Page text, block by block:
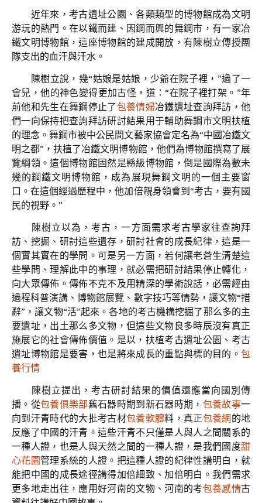
近年來，考古遺址公園、各類類型的博物館成為文明
游玩的熱門。在以鐵而建、因鋼而興的舞鋼市，有一家冶
鐵文明博物館，這座博物館的建成開放，有陳樹立傳授團
隊支出的血汗與汗水。
陳樹立說，幾“姑娘是姑娘，少爺在院子裡，”過了一
會兒，他的神色變得更加古怪，道：“在院子裡打架。”年
前他和先生在舞鋼停止了包養情婦冶鐵遺址查詢拜訪，他
們一向保持把查詢拜訪研討結果用于輔助舞鋼市文明扶植
的理念。舞鋼市被中公民間文藝家協會定名為“中國冶鐵文
明之都”，扶植了冶鐵文明博物館，他們為博物館撰寫了展
覽綱領。這個博物館固然是縣級博物館，倒是國際為數未
幾的鋼鐵文明博物館，成為展現舞鋼文明的一個主要窗
口。在這個經過歷程中，他加倍親身領會到“考古，要有國
民的視野。”
陳樹立以為，考古，一方面需求考古學家往查詢拜
訪、挖掘、研討這些遺存，研討社會的成長紀律，這是一
個實其實在的學問。可是另一方面，若何讓老蒼生清楚這
些學問、理解此中的事理，就必需把研討結果停止轉化，
向大眾傳佈。傳佈不克不及用精深的學術說話，必需經由
過程科普演講、博物館展覽、數字技巧等情勢，讓文物“措
辭”，讓文物“活”起來。各地的考古機構挖掘了那么多的主
要遺址，出土那么多文物，但這些文物良多時辰沒有真正
施展它的社會傳佈價值。是以，扶植考古遺址公園、考古
遺址博物館是要害，也是將來成長的重點與標的目的。 包
養行情
陳樹立提出，考古研討結果的價值還應當向國別傳
播。從包養俱樂部舊石器時期到新石器時期， 包養故事一
向到汗青時代的大批考古材包養軟體料，真正包養網的地
反應了中國的汗青。這些汗青不只僅是人與人之間關系的
一種人證，也是人與天然之間的一種人證，是我們國度甜
心花園管理系統的人證。把這種人證的紀律性講明白，就
能把中國的成長途徑講得加倍細致、加倍明白。我們需求
更多地走出往，應用好河南的文物、河南的考包養感情古